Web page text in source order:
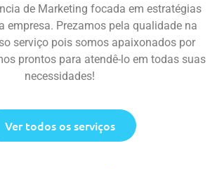
de Marketing focada em estratégias
empresa. Prezamos pela qualidade na
serviço pois somos apaixonados por
prontos para atendê-lo em todas suas
necessidades!
Ver todos os serviços